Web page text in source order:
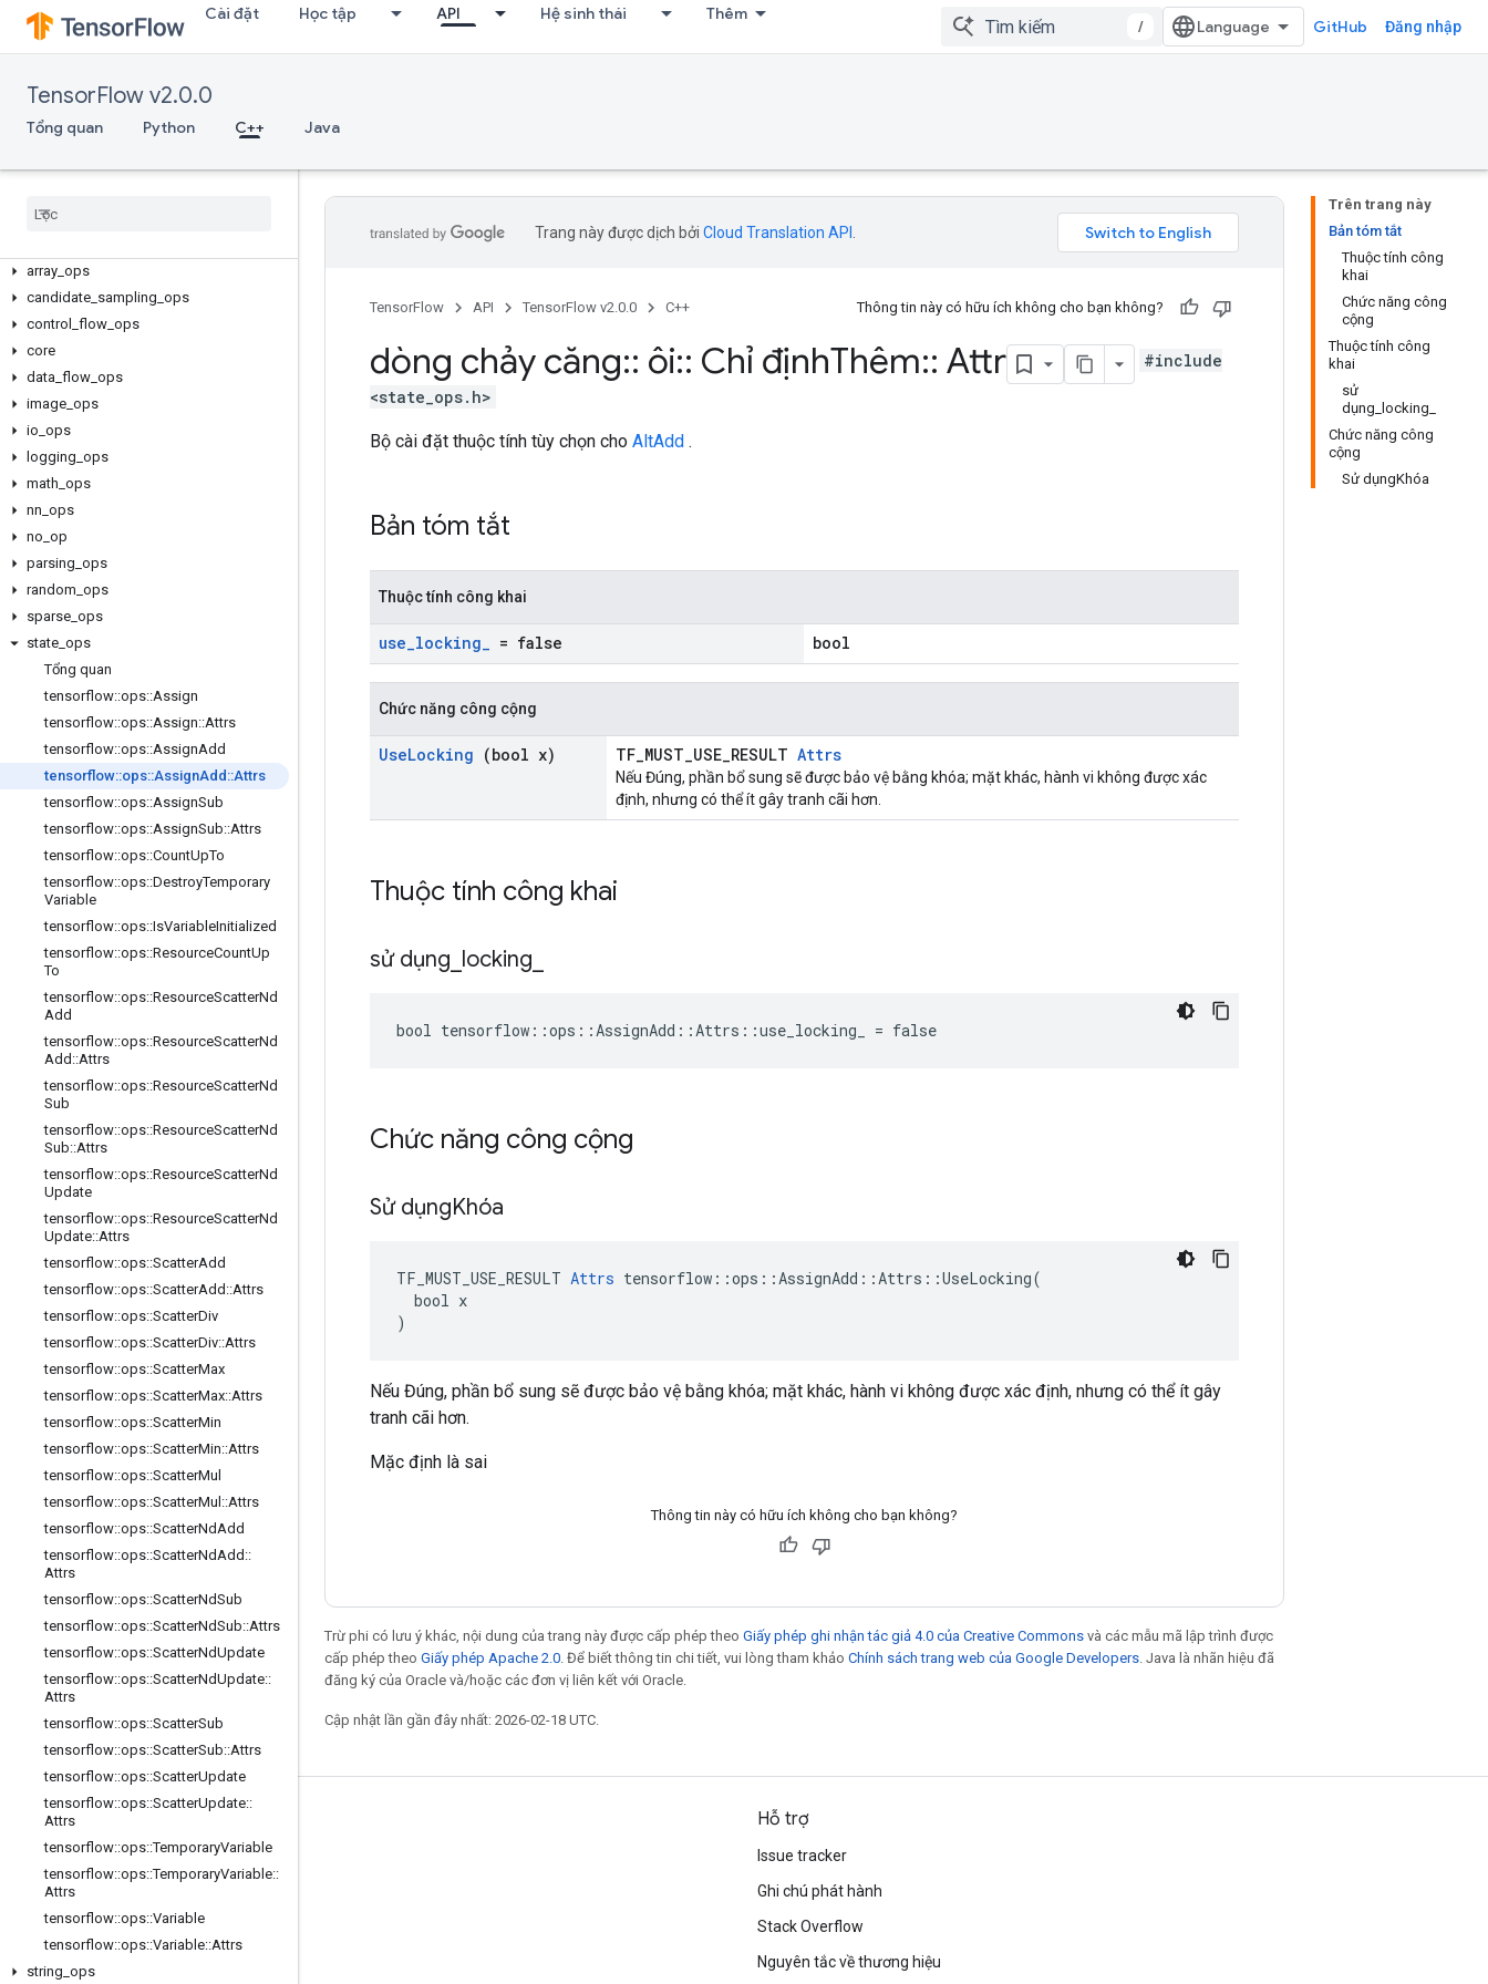
Cài đặt Học tập API Hệ sinh thái Thêm
/ GitHub Đăng nhập
TensorFlow v2.0.0
Tổng quan Python C++ Java
array ops
candidate sampling ops
control
flow ops
core
data flow ops
image ops
io ops
logging ops
math ops
nn ops
no op
parsing ops
random ops
sparse ops
state ops
Tổng quan
tensorflow::ops::Assign
tensorflow::ops::Assign::Attrs
tensorflow::ops::AssignAdd
tensorflow::ops::AssignAdd ::Attrs
tensorflow::ops::AssignSub
tensorflow::ops::AssignSub::Attrs
tensorflow::ops::CountUpTo
tensorflow::ops::DestroyTemporary
Variable
tensorflow::ops::IsVariableInitialized
tensorflow::ops::ResourceCountUp
To
tensorflow::ops::ResourceScatterNd
Add
tensorflow::ops::ResourceScatterNd
Add ::Attrs
tensorflow::ops::ResourceScatterNd
Sub
tensorflow::ops::ResourceScatterNd
Sub::Attrs
tensorflow::ops::ResourceScatterNd
Update
tensorflow::ops::ResourceScatterNd
Update::Attrs
tensorflow::ops::ScatterAdd
tensorflow::ops::ScatterAdd ::Attrs
tensorflow::ops::ScatterDiv
tensorflow::ops::ScatterDiv::Attrs
tensorflow::ops::ScatterMax
tensorflow::ops::ScatterMax::Attrs
tensorflow::ops::ScatterMin
tensorflow::ops::ScatterMin::Attrs
tensorflow::ops::ScatterMul
tensorflow::ops::ScatterMul ::Attrs
tensorflow::ops::ScatterNdAdd
tensorflow::ops::ScatterNdAdd ::
Attrs
tensorflow::ops::ScatterNdSub
tensorflow::ops::ScatterNdSub::Attrs
tensorflow::ops::ScatterNdUpdate
tensorflow::ops::ScatterNdUpdate::
Attrs
tensorflow::ops::ScatterSub
tensorflow::ops::ScatterSub::Attrs
tensorflow::ops::ScatterUpdate
tensorflow::ops::ScatterUpdate::
Attrs
tensorflow::ops::TemporaryVariable
tensorflow::ops::TemporaryVariable::
Attrs
tensorflow::ops::Variable
tensorflow::ops::Variable::Attrs
string ops
Trên trang này
Bản tóm tắt
Thuộc tính công
khai
Chức năng công
cộng
Thuộc tính công
khai
sử
dụng_locking_
Chức năng công
cộng
Sử dụngKhóa
Trang này được dịch bởi Cloud Translation API
TensorFlow API TensorFlow v2.0.0 C++ Thông tin này có hữu ích không cho bạn không?
dòng chảy căng:: ôi:: Chỉ địnhThêm:: Attr
#include
<state_ops.h>
Bộ cài đặt thuộc tính tùy chọn cho AltAdd .
Bản tóm tắt
Thuộc tính công khai
use_locking_ = false bool
Chức năng công cộng
UseLocking (bool x) TF_MUST_USE_RESULT Attrs
Nếu Đúng, phần bổ sung sẽ được bảo vệ bằng khóa; mặt khác, hành vi không được xác
định, nhưng có thể ít gây tranh cãi hơn.
Thuộc tính công khai
sử dụng locking
bool tensorflow::ops::AssignAdd::Attrs::use_locking_ = false
Chức năng công cộng
Sử dụngKhóa
TF_MUST_USE_RESULT Attrs tensorflow::ops::AssignAdd::Attrs::UseLocking(
  bool x
)
Nếu Đúng, phần bổ sung sẽ được bảo vệ bằng khóa; mặt khác, hành vi không được xác định, nhưng có thể ít gây
tranh cãi hơn.
Mặc định là sai
Thông tin này có hữu ích không cho bạn không?
Trừ phi có lưu ý khác, nội dung của trang này được cấp phép theo Giấy phép ghi nhận tác giả 4.0 của Creative Commons và các mẫu mã lập trình được
cấp phép theo Giấy phép Apache 2.0 . Để biết thông tin chi tiết, vui lòng tham khảo Chính sách trang web của Google Developers . Java là nhãn hiệu đã
đăng ký của Oracle và/hoặc các đơn vị liên kết với Oracle.
Cập nhật lần gần đây nhất: 2026-02-18 UTC.
Giữ liên lạc
Blog
Diễn đàn
GitHub
Hỗ trợ
Issue tracker
Ghi chú phát hành
Stack Overflow
Nguyên tắc về thương hiệu